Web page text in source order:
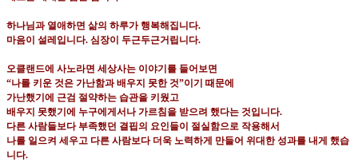
하나님과 열애하면 삶의 하루가 행복해집니다.
마음이 설레입니다. 심장이 두근두근거립니다.
오클랜드에 사노라면 세상사는 이야기를 들어보면
“나를 키운 것은 가난함과 배우지 못한 것”이기 때문에
가난했기에 근검 절약하는 습관을 키웠고
배우지 못했기에 누구에게서나 가르침을 받으려 했다는 것입니다.
다른 사람들보다 부족했던 결핍의 요인들이 절실함으로 작용해서
나를 일으켜 세우고 다른 사람보다 더욱 노력하게 만들어 위대한 성과를 내게 했습
니다.